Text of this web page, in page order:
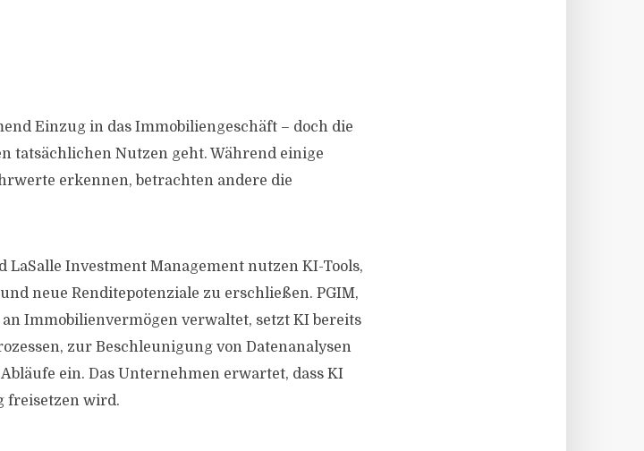
Einzug in das Immobiliengeschäft – doch die
tatsächlichen Nutzen geht. Während einige
erkennen, betrachten andere die
LaSalle Investment Management nutzen KI-Tools,
neue Renditepotenziale zu erschließen. PGIM,
Immobilienvermögen verwaltet, setzt KI bereits
zur Beschleunigung von Datenanalysen
ein. Das Unternehmen erwartet, dass KI
freisetzen wird.